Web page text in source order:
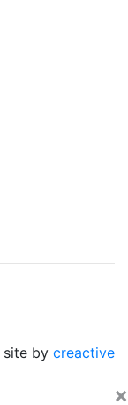
site by creactive
×